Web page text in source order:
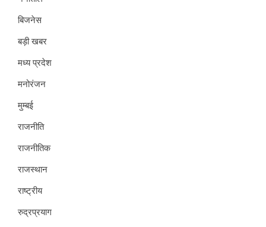
बिजनेस
बड़ी खबर
मध्य प्रदेश
मनोरंजन
मुम्बई
राजनीति
राजनीतिक
राजस्थान
राष्ट्रीय
रुद्रप्रयाग